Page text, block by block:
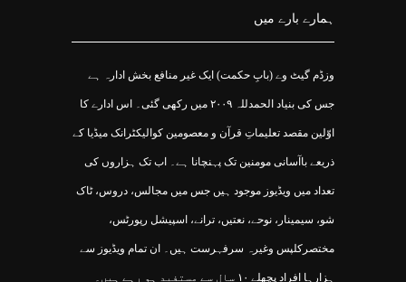
ہمارے بارے میں
وزڈم گیٹ وے (بابِ حکمت) ایک غیر منافع بخش ادارہ ہے
جس کی بنیاد الحمدللہ ۲۰۰۹ میں رکھی گئی۔ اس ادارے کا
اوّلین مقصد تعلیماتِ قرآن و معصومین کوالیکٹرانک میڈیا کے
ذریعے باآسانی مومنین تک پہنچانا ہے۔ اب تک ہزاروں کی
تعداد میں ویڈیوز موجود ہیں جس میں مجالس، دروس، ٹاک
شو، سیمینار، نوحے، نعتیں، ترانے، اسپیشل رپورٹس،
مختصرکلپس وغیرہ سرفہرست ہیں۔ ان تمام ویڈیوز سے
ہزارہا افراد پچھلے ۱۰ سال سے مستفید ہو رہے ہیں۔